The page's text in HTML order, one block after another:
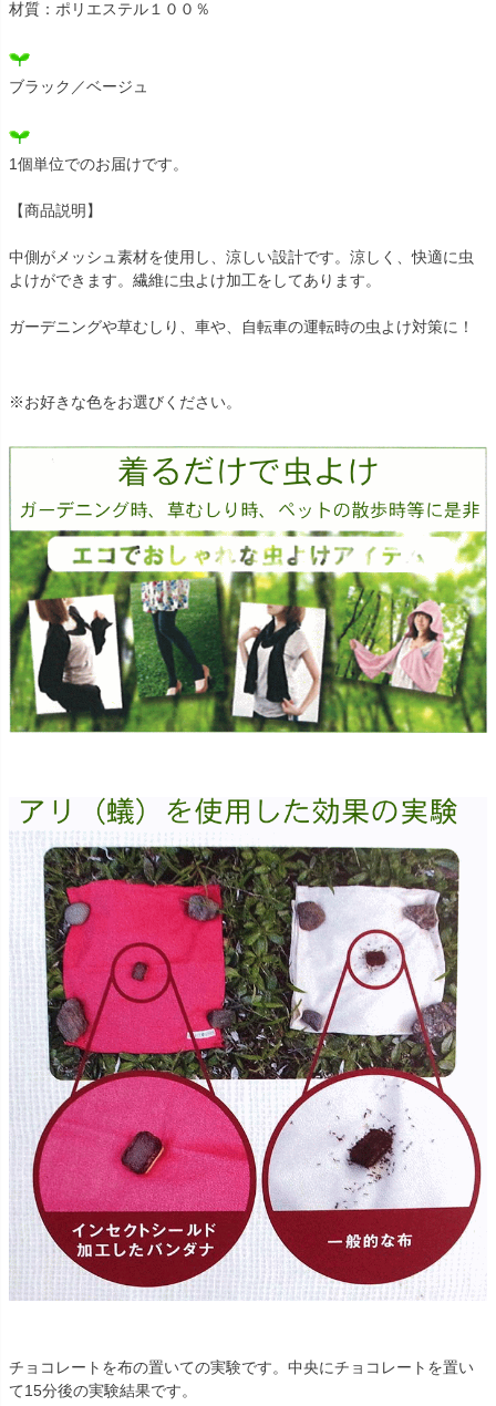
材質：ポリエステル１００％
ブラック／ベージュ
1個単位でのお届けです。
【商品説明】
中側がメッシュ素材を使用し、涼しい設計です。涼しく、快適に虫
よけができます。繊維に虫よけ加工をしてあります。
ガーデニングや草むしり、車や、自転車の運転時の虫よけ対策に！
※お好きな色をお選びください。
チョコレートを布の置いての実験です。中央にチョコレートを置い
て15分後の実験結果です。